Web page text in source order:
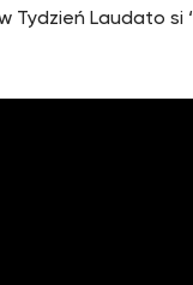
Tydzień Laudato si